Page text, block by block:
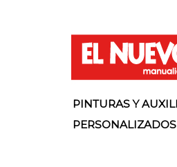
PINTURAS Y
PERSONALIZADOS